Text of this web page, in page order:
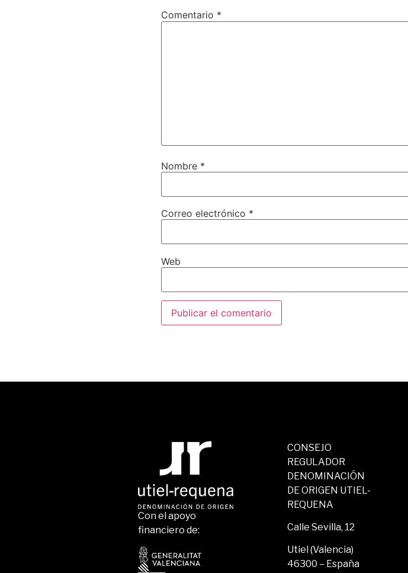
Comentario *
Nombre *
Correo electrónico *
Web
Con el apoyo
financiero de:
CONSEJO
REGULADOR
DENOMINACIÓN
DE ORIGEN UTIEL-
REQUENA
Calle Sevilla, 12
Utiel (Valencia)
46300 – España